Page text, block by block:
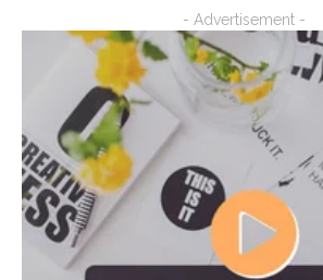
- Advertisement -